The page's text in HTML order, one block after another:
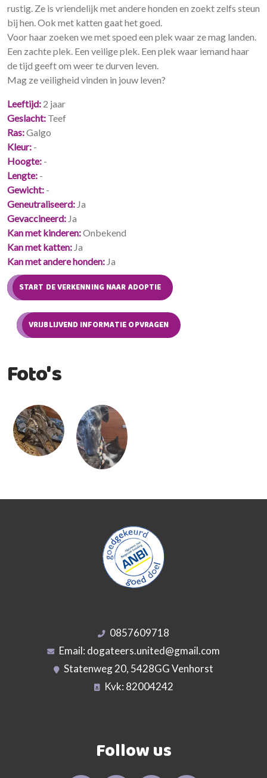
rustig. Ze is vriendelijk met andere honden en zoekt zelfs steun
bij hen. Ook met katten gaat het goed.
Voor haar zoeken we met spoed een plek waar ze mag landen.
Een zachte plek. Een veilige plek. Een plek waar iemand haar
de tijd geeft om weer te durven leven.
Mag ze veiligheid vinden in jouw leven?
Leeftijd 2 jaar
Geslacht Teef
Ras Galgo
Kleur -
Hoogte -
Lengte -
Gewicht -
Geneutraliseerd Ja
Gevaccineerd Ja
Kan met kinderen Onbekend
Kan met katten Ja
Kan met andere honden Ja
START DE VERKENNING NAAR ADOPTIE
VRIJBLIJVEND INFORMATIE OPVRAGEN
Foto's
0857609718
Email: dogateers.united@gmail.com
Statenweg 20, 5428GG Venhorst
Kvk: 82004242
Follow us